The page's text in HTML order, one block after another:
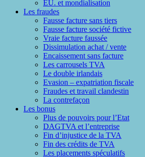
EU. et mondialisation
Les fraudes
Fausse facture sans tiers
Fausse facture société fictive
Vraie facture faussée
Dissimulation achat / vente
Encaissement sans facture
Les carrousels TVA
Le double irlandais
Evasion – expatriation fiscale
Fraudes et travail clandestin
La contrefaçon
Les bonus
Plus de pouvoirs pour l’Etat
DAGTVA et l’entreprise
Fin d’injustice de la TVA
Fin des crédits de TVA
Les placements spéculatifs